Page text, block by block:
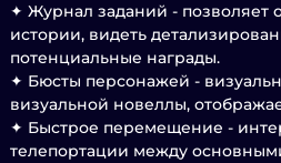
✦ Журнал заданий - позволяет
истории, видеть
потенциальные награды.
✦ Бюсты персонажей -
визуальной новеллы,
✦ Быстрое перемещение -
телепортации между